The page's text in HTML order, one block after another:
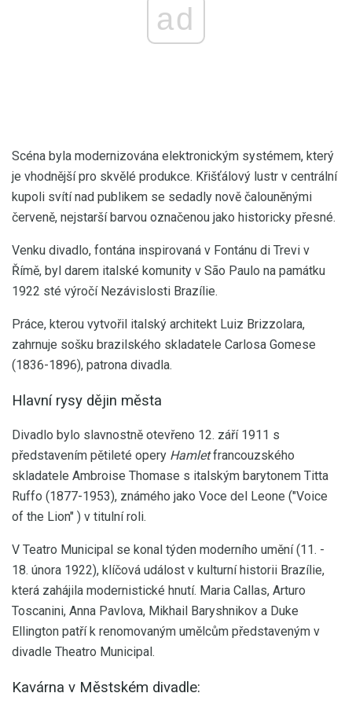
ad
Scéna byla modernizována elektronickým systémem, který
je vhodnější pro skvělé produkce. Křišťálový lustr v centrální
kupoli svítí nad publikem se sedadly nově čalouněnými
červeně, nejstarší barvou označenou jako historicky přesné.
Venku divadlo, fontána inspirovaná v Fontánu di Trevi v
Římě, byl darem italské komunity v São Paulo na památku
1922 sté výročí Nezávislosti Brazílie.
Práce, kterou vytvořil italský architekt Luiz Brizzolara,
zahrnuje sošku brazilského skladatele Carlosa Gomese
(1836-1896), patrona divadla.
Hlavní rysy dějin města
Divadlo bylo slavnostně otevřeno 12. září 1911 s
představením pětileté opery Hamletfrancouzského
skladatele Ambroise Thomase s italským barytonem Titta
Ruffo (1877-1953), známého jako Voce del Leone ("Voice
of the Lion" ) v titulní roli.
V Teatro Municipal se konal týden moderního umění (11. -
18. února 1922), klíčová událost v kulturní historii Brazílie,
která zahájila modernistické hnutí. Maria Callas, Arturo
Toscanini, Anna Pavlova, Mikhail Baryshnikov a Duke
Ellington patří k renomovaným umělcům představeným v
divadle Theatro Municipal.
Kavárna v Městském divadle: